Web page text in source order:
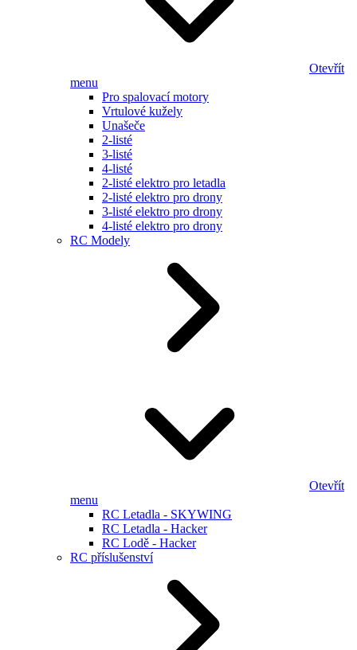
Otevřít
menu
Pro spalovací motory
Vrtulové kužely
Unašeče
2-listé
3-listé
4-listé
2-listé elektro pro letadla
2-listé elektro pro drony
3-listé elektro pro drony
4-listé elektro pro drony
RC Modely
Otevřít
menu
RC Letadla - SKYWING
RC Letadla - Hacker
RC Lodě - Hacker
RC příslušenství